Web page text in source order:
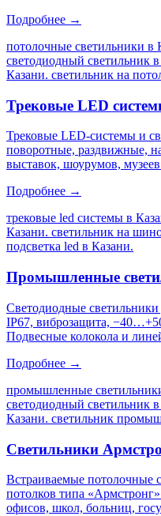
Подробнее →
потолочные светильники в
светодиодный светильник
Казани. светильник на
Трековые LED
Трековые LED-системы и
поворотные, раздвижные,
выставок, шоурумов,
Подробнее →
трековые led системы в
Казани. светильник на
подсветка led в Казани.
Промышленные
Светодиодные светильники
IP67, виброзащита,
Подвесные колокола и
Подробнее →
промышленные
светодиодный светильник
Казани. светильник
Светильники
Встраиваемые потолочные
потолков типа
офисов, школ, больниц,